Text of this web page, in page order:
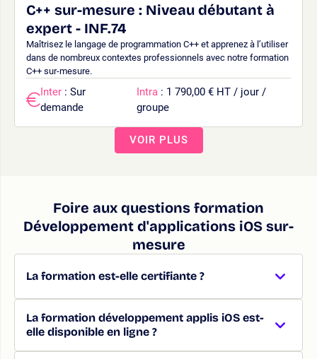
C++ sur-mesure : Niveau débutant à
expert - INF.74
Maîtrisez le langage de programmation C++ et apprenez à l’utiliser
dans de nombreux contextes professionnels avec notre formation
C++ sur-mesure.
Inter : Sur
demande
Intra : 1 790,00 € HT / jour /
groupe
VOIR PLUS
Foire aux questions formation
Développement d'applications iOS sur-
mesure
La formation est-elle certifiante ?
La formation développement applis iOS est-
elle disponible en ligne ?